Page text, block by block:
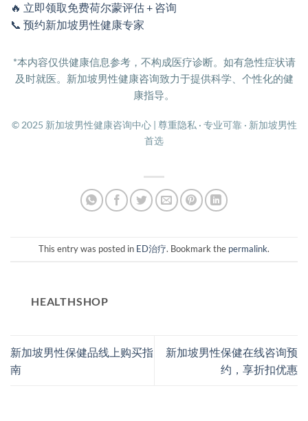
🔥 立即领取免费荷尔蒙评估 + 咨询
📞 预约新加坡男性健康专家
*本内容仅供健康信息参考，不构成医疗诊断。如有急性症状请
及时就医。新加坡男性健康咨询致力于提供科学、个性化的健
康指导。
© 2025 新加坡男性健康咨询中心 | 尊重隐私 · 专业可靠 · 新加坡男性
首选
This entry was posted in ED治疗. Bookmark the permalink.
HEALTHSHOP
新加坡男性保健品线上购买指
南
新加坡男性保健在线咨询预
约，享折扣优惠